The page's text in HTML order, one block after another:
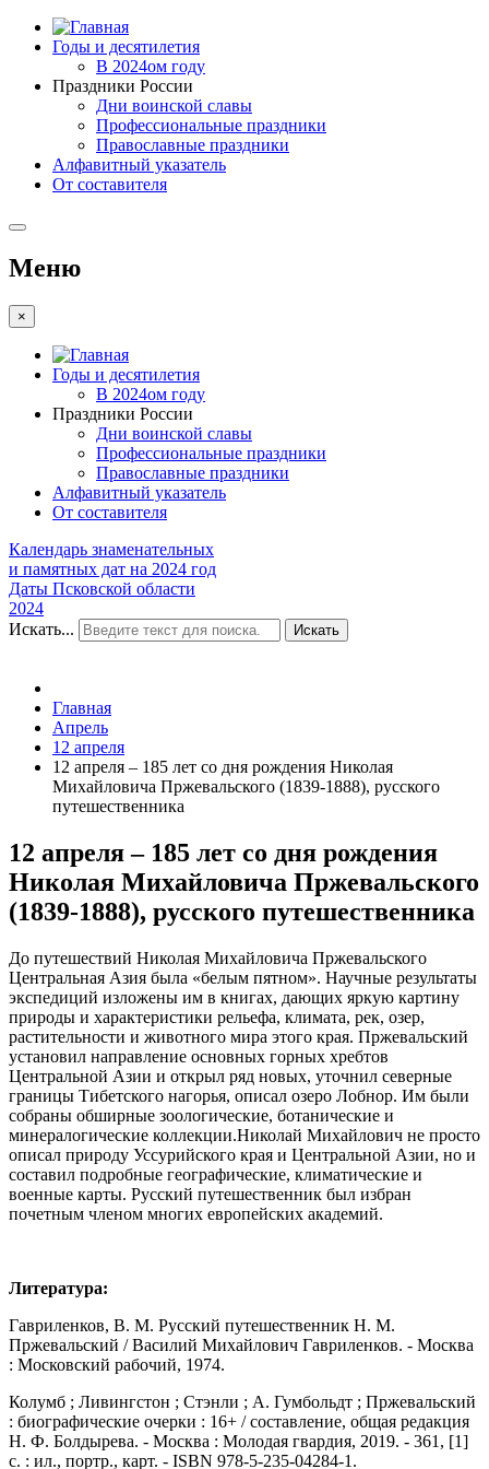
Годы и десятилетия
В 2024ом году
Праздники России
Дни воинской славы
Профессиональные праздники
Православные праздники
Алфавитный указатель
От составителя
Меню
×
Годы и десятилетия
В 2024ом году
Праздники России
Дни воинской славы
Профессиональные праздники
Православные праздники
Алфавитный указатель
От составителя
Календарь знаменательных
и памятных дат на 2024 год
Даты Псковской области
2024
Искать...
Искать
Главная
Апрель
12 апреля
12 апреля – 185 лет со дня рождения Николая
Михайловича Пржевальского (1839-1888), русского
путешественника
12 апреля – 185 лет со дня рождения
Николая Михайловича Пржевальского
(1839-1888), русского путешественника
До путешествий Николая Михайловича Пржевальского
Центральная Азия была «белым пятном». Научные результаты
экспедиций изложены им в книгах, дающих яркую картину
природы и характеристики рельефа, климата, рек, озер,
растительности и животного мира этого края. Пржевальский
установил направление основных горных хребтов
Центральной Азии и открыл ряд новых, уточнил северные
границы Тибетского нагорья, описал озеро Лобнор. Им были
собраны обширные зоологические, ботанические и
минералогические коллекции.Николай Михайлович не просто
описал природу Уссурийского края и Центральной Азии, но и
составил подробные географические, климатические и
военные карты. Русский путешественник был избран
почетным членом многих европейских академий.
Литература:
Гавриленков, В. М. Русский путешественник Н. М.
Пржевальский / Василий Михайлович Гавриленков. - Москва
: Московский рабочий, 1974.
Колумб ; Ливингстон ; Стэнли ; А. Гумбольдт ; Пржевальский
: биографические очерки : 16+ / составление, общая редакция
Н. Ф. Болдырева. - Москва : Молодая гвардия, 2019. - 361, [1]
с. : ил., портр., карт. - ISBN 978-5-235-04284-1.